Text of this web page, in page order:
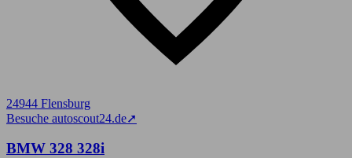
24944 Flensburg
Besuche autoscout24.de➚
BMW 328 328i